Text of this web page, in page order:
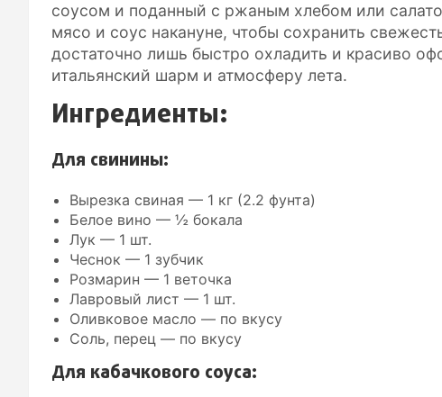
соусом и поданный с ржаным хлебом или
мясо и соус накануне, чтобы сохранить
достаточно лишь быстро охладить и красиво
итальянский шарм и атмосферу лета.
Ингредиенты:
Для свинины:
Вырезка свиная — 1 кг (2.2 фунта)
Белое вино — ½ бокала
Лук — 1 шт.
Чеснок — 1 зубчик
Розмарин — 1 веточка
Лавровый лист — 1 шт.
Оливковое масло — по вкусу
Соль, перец — по вкусу
Для кабачкового соуса: